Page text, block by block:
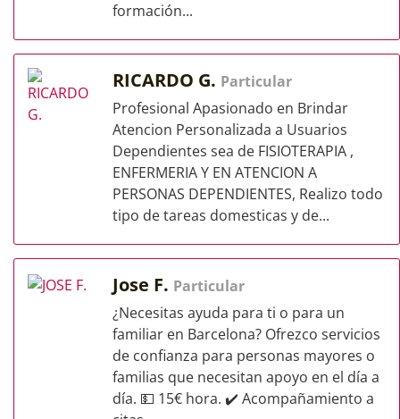
formación...
RICARDO G. Particular
Profesional Apasionado en Brindar
Atencion Personalizada a Usuarios
Dependientes sea de FISIOTERAPIA ,
ENFERMERIA Y EN ATENCION A
PERSONAS DEPENDIENTES, Realizo todo
tipo de tareas domesticas y de...
Jose F. Particular
¿Necesitas ayuda para ti o para un
familiar en Barcelona? Ofrezco servicios
de confianza para personas mayores o
familias que necesitan apoyo en el día a
día. 💵 15€ hora. ✔️ Acompañamiento a